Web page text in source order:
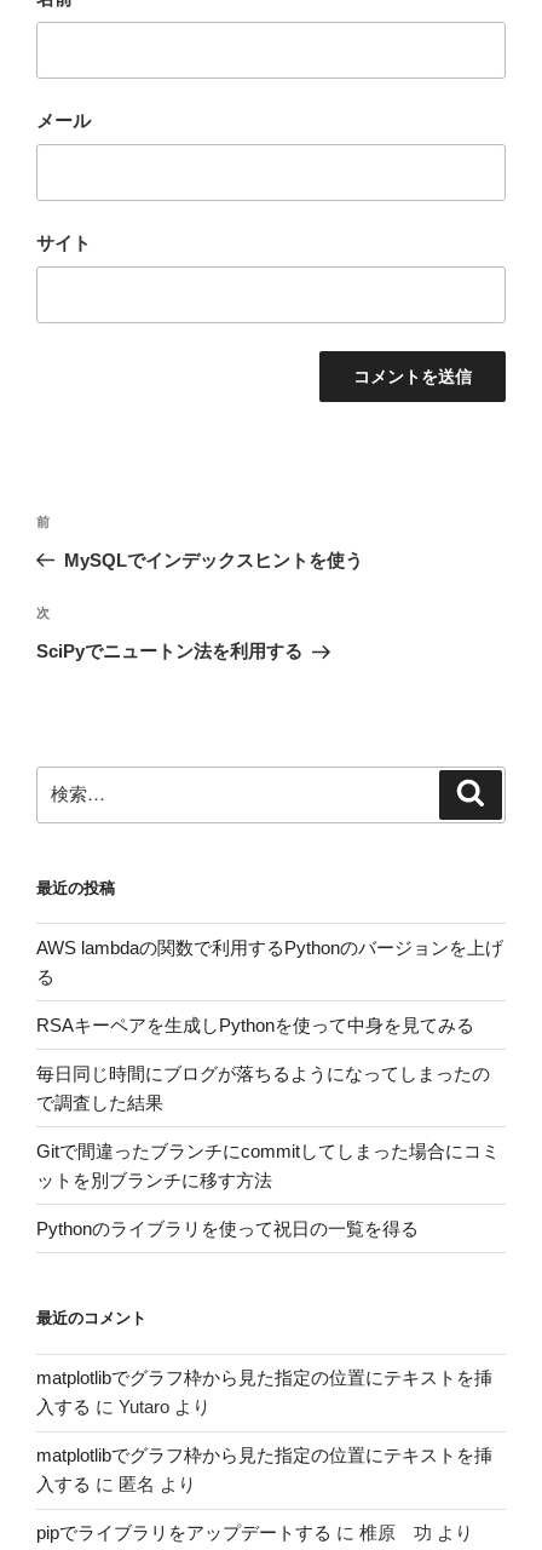
メール
サイト
投
ビ
ゲ
ン
前
の
稿
前
MySQLでインデックスヒントを使う
次
の
次
SciPyでニュートン法を利用する
索:
最近の投稿
AWS lambdaの関数で利用するPythonのバージョンを上げ
る
RSAキーペアを生成しPythonを使って中身を見てみる
毎日同じ時間にブログが落ちるようになってしまったの
で調査した結果
Gitで間違ったブランチにcommitしてしまった場合にコミ
ットを別ブランチに移す方法
Pythonのライブラリを使って祝日の一覧を得る
最近のコメント
matplotlibでグラフ枠から見た指定の位置にテキストを挿
入する に Yutaro より
matplotlibでグラフ枠から見た指定の位置にテキストを挿
入する に 匿名 より
pipでライブラリをアップデートする に 椎原 功 より